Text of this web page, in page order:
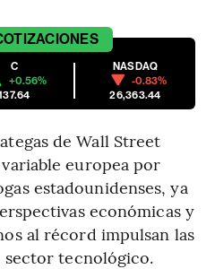
C
+0.56%
NASDAQ
-0.83%
26,363.44
de Wall Street
europea por
estadounidenses, ya
económicas y
al récord impulsan las
sector tecnológico.